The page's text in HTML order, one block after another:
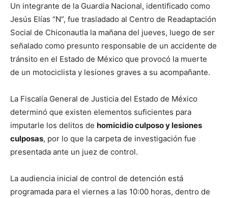
Un integrante de la Guardia Nacional, identificado como
Jesús Elías “N”, fue trasladado al Centro de Readaptación
Social de Chiconautla la mañana del jueves, luego de ser
señalado como presunto responsable de un accidente de
tránsito en el Estado de México que provocó la muerte
de un motociclista y lesiones graves a su acompañante.
La Fiscalía General de Justicia del Estado de México
determinó que existen elementos suficientes para
imputarle los delitos de homicidio culposo y lesiones
culposas, por lo que la carpeta de investigación fue
presentada ante un juez de control.
La audiencia inicial de control de detención está
programada para el viernes a las 10:00 horas, dentro de